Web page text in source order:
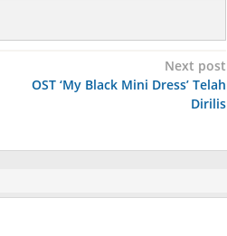
Next post
OST ‘My Black Mini Dress’ Telah
Dirilis